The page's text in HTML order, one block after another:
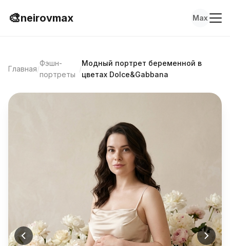
🎨neirovmax Max
Главная/
Фэшн-
портреты
/
Модный портрет беременной в
цветах Dolce&Gabbana